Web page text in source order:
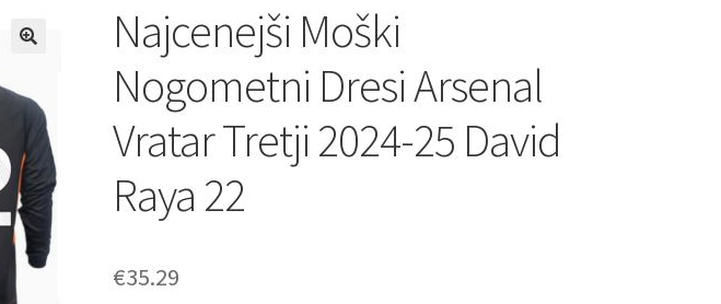
Najcenejši Moški
Nogometni Dresi Arsenal
Vratar Tretji 2024-25 David
Raya 22
€35.29